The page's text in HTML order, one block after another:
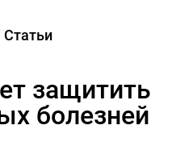
Статьи
защитить
болезней